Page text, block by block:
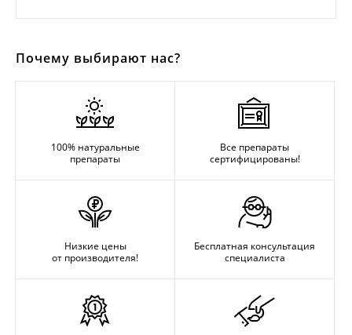
Почему выбирают нас?
100% натуральные
препараты
Все препараты
сертифицированы!
Низкие цены
от производителя!
Бесплатная консультация
специалиста